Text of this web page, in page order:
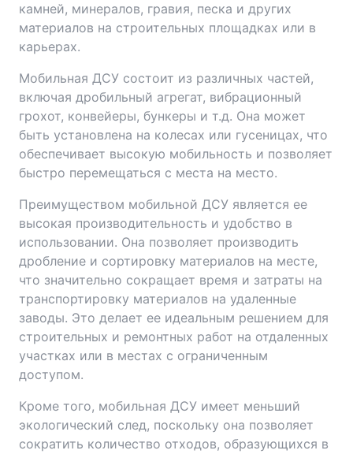
камней, минералов, гравия, песка и других
материалов на строительных площадках или в
карьерах.
Мобильная ДСУ состоит из различных частей,
включая дробильный агрегат, вибрационный
грохот, конвейеры, бункеры и т.д. Она может
быть установлена на колесах или гусеницах, что
обеспечивает высокую мобильность и позволяет
быстро перемещаться с места на место.
Преимуществом мобильной ДСУ является ее
высокая производительность и удобство в
использовании. Она позволяет производить
дробление и сортировку материалов на месте,
что значительно сокращает время и затраты на
транспортировку материалов на удаленные
заводы. Это делает ее идеальным решением для
строительных и ремонтных работ на отдаленных
участках или в местах с ограниченным
доступом.
Кроме того, мобильная ДСУ имеет меньший
экологический след, поскольку она позволяет
сократить количество отходов, образующихся в